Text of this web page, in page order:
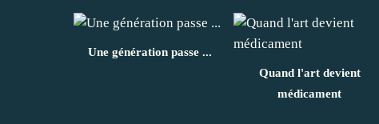
Une génération passe ...
Quand l'art devient
médicament